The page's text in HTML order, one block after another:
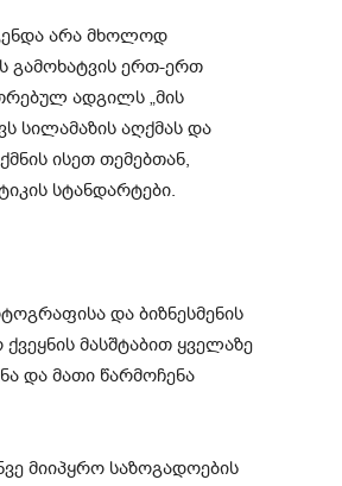
არა მხოლოდ
გამოხატვის ერთ-ერთ
ადგილს „მის
სილამაზის აღქმას და
ისეთ თემებთან,
სტანდარტები.
და ბიზნესმენის
მასშტაბით ყველაზე
და მათი წარმოჩენა
მიიპყრო საზოგადოების